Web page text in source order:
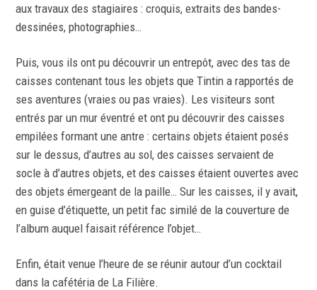
aux travaux des stagiaires : croquis, extraits des bandes-
dessinées, photographies…
Puis, vous ils ont pu découvrir un entrepôt, avec des tas de
caisses contenant tous les objets que Tintin a rapportés de
ses aventures (vraies ou pas vraies). Les visiteurs sont
entrés par un mur éventré et ont pu découvrir des caisses
empilées formant une antre : certains objets étaient posés
sur le dessus, d’autres au sol, des caisses servaient de
socle à d’autres objets, et des caisses étaient ouvertes avec
des objets émergeant de la paille… Sur les caisses, il y avait,
en guise d’étiquette, un petit fac similé de la couverture de
l’album auquel faisait référence l’objet…
Enfin, était venue l’heure de se réunir autour d’un cocktail
dans la cafétéria de La Filière.